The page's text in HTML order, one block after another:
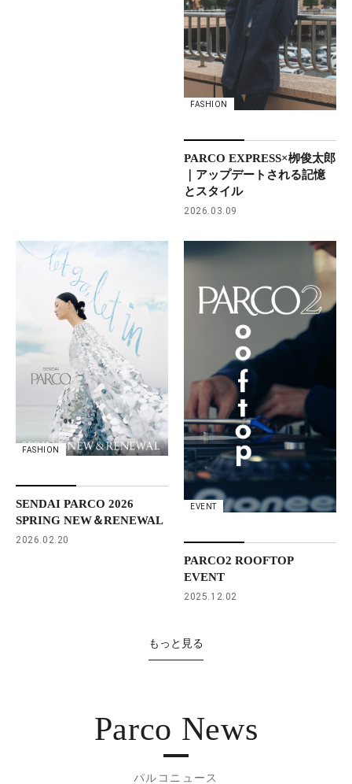
FASHION
PARCO EXPRESS×栁俊太郎
｜アップデートされる記憶
とスタイル
2026.03.09
FASHION
SENDAI PARCO 2026
SPRING NEW＆RENEWAL
2026.02.20
EVENT
PARCO2 ROOFTOP
EVENT
2025.12.02
もっと見る
Parco News
パルコニュース